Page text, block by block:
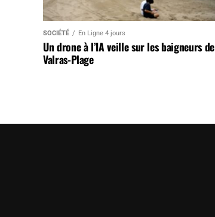
SOCIÉTÉ En Ligne 4 jours
Un drone à l’IA veille sur les baigneurs de
Valras-Plage